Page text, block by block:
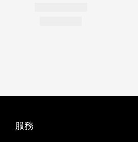
服務